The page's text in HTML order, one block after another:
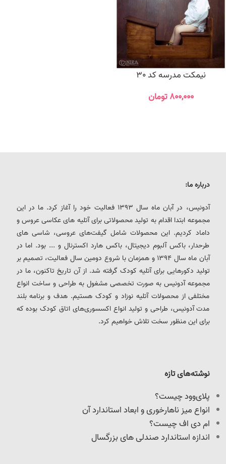
نیمکت مدرسه کد 30
۸۰۰,۰۰۰ تومان
نوشته‌های تازه
پلای‌وود چیست؟
انواع میز ناهارخوری و ابعاد استاندارد آن
ام دی اف چیست؟
اندازه استاندارد صندلی های بزرگسال
درباره ما:
آدونیس، در آبان ماه سال 1393 فعالیت خود را آغاز کرد. ما در این
مجموعه ابتدا اقدام به تولید محصولاتی برای آتلیه های عکاسی عروس و
داماد کردیم. این محصولات شامل گیفت‌های عروسی، شاسی های
طرحدار، باکس آلبوم دیجیتال، باکس هارد اکسترنال و ... بود. اما در
آبان ماه سال 1394 و همزمان با شروع دومین سال فعالیت، تصمیم بر
تولید دکورهایی برای آتلیه کودک گرفته شد. از آن تاریخ تاکنون، ما در
مجموعه آدونیس به صورت تخصصی مشغول به طراحی و ساخت انواع
مختلفی از محصولات آتلیه نوزاد و کودک هستیم. هدف و برنامه بلند
مدت آدونیس، طراحی و تولید انواع اکسسوری‌های اتاق کودک بوده که
برای این منظور سخت تلاش خواهیم کرد.